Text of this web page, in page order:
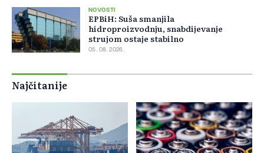
NOVOSTI
EPBiH: Suša smanjila
hidroproizvodnju, snabdijevanje
strujom ostaje stabilno
05. 08. 2026.
Najčitanije